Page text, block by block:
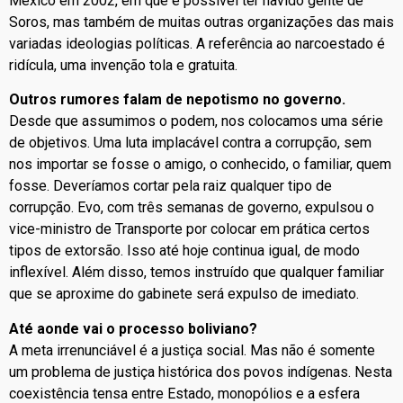
Soros, mas também de muitas outras organizações das mais
variadas ideologias políticas. A referência ao narcoestado é
ridícula, uma invenção tola e gratuita.
Outros rumores falam de nepotismo no governo.
Desde que assumimos o podem, nos colocamos uma série
de objetivos. Uma luta implacável contra a corrupção, sem
nos importar se fosse o amigo, o conhecido, o familiar, quem
fosse. Deveríamos cortar pela raiz qualquer tipo de
corrupção. Evo, com três semanas de governo, expulsou o
vice-ministro de Transporte por colocar em prática certos
tipos de extorsão. Isso até hoje continua igual, de modo
inflexível. Além disso, temos instruído que qualquer familiar
que se aproxime do gabinete será expulso de imediato.
Até aonde vai o processo boliviano?
A meta irrenunciável é a justiça social. Mas não é somente
um problema de justiça histórica dos povos indígenas. Nesta
coexistência tensa entre Estado, monopólios e a esfera